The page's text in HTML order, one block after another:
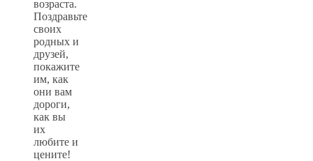
возраста.
Поздравьте
своих
родных и
друзей,
покажите
им, как
они вам
дороги,
как вы
их
любите и
цените!